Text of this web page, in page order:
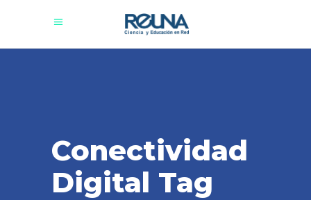
Conectividad
Digital Tag